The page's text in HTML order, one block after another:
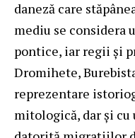
daneză care
mediu se considera
pontice, iar regii și
Dromihete,
reprezentare
mitologică, dar și cu